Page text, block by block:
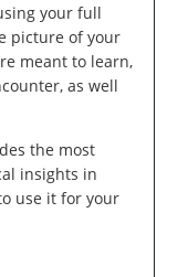
your full
picture of your
meant to learn,
as well
the most
insights in
use it for your